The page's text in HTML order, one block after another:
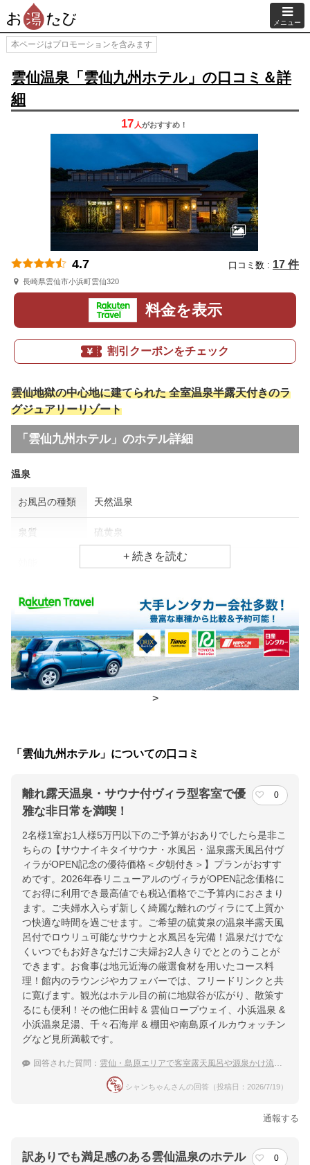
メニュー
本ページはプロモーションを含みます
雲仙温泉「雲仙九州ホテル」の口コミ＆詳
細
17 人がおすすめ！
4.7 口コミ数 : 17 件
長崎県雲仙市小浜町雲仙320
料金を表示
割引クーポンをチェック
雲仙地獄の中心地に建てられた 全室温泉半露天付きのラ
グジュアリーリゾート
「雲仙九州ホテル」のホテル詳細
温泉
お風呂の種類 天然温泉
泉質 硫黄泉
肩凝り、リウマチ・神経病
食事場所
朝食 レストラン
夕食 レストラン
チェックイン・チェックアウト時間
チェックアウ
11:00
交通アクセス
提供：楽天トラベル
楽天トラベルで
ホテル詳細を詳しく見る
>
「雲仙九州ホテル」についての口コミ
離れ露天温泉・サウナ付ヴィラ型客室で優
雅な非日常を満喫！
0
2名様1室お1人様5万円以下のご予算がおありでしたら是非こ
ちらの【サウナイキタイサウナ・水風呂・温泉露天風呂付ヴ
ィラがOPEN記念の優待価格＜夕朝付き＞】プランがおすす
めです。2026年春リニューアルのヴィラがOPEN記念価格に
てお得に利用でき最高値でも税込価格でご予算内におさまり
ます。ご夫婦水入らず新しく綺麗な離れのヴィラにて上質か
つ快適な時間を過ごせます。ご希望の硫黄泉の温泉半露天風
呂付でロウリュ可能なサウナと水風呂を完備！温泉だけでな
くいつでもお好きなだけご夫婦お2人きりでととのうことが
できます。お食事は地元近海の厳選食材を用いたコース料
理！館内のラウンジやカフェバーでは、フリードリンクと共
に寛げます。観光はホテル目の前に地獄谷が広がり、散策す
るにも便利！その他仁田峠 & 雲仙ロープウェイ、小浜温泉 &
小浜温泉足湯、千々石海岸 & 棚田や南島原イルカウォッチン
グなど見所満載です。
回答された質問： 雲仙・島原エリアで客室露天風呂や源泉かけ流しを楽しむ大人の贅沢宿
シャンちゃんさんの回答（投稿日：2026/7/19）
通報する
訳ありでも満足感のある雲仙温泉のホテル 0